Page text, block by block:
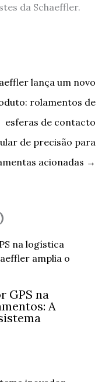
da Schaeffler.
lança um novo
rolamentos de
esferas de contacto
de precisão para
acionadas →
GPS na
A